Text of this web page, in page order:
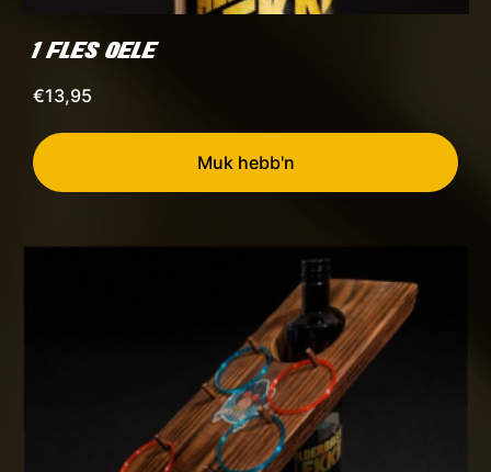
1 FLES OELE
€13,95
Muk hebb'n